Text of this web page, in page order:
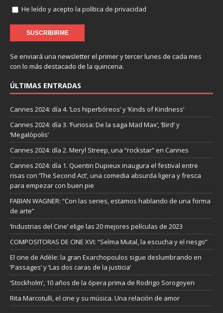
He leído y acepto la política de privacidad
Se enviará una newsletter el primer y tercer lunes de cada mes
con lo más destacado de la quincena.
ÚLTIMAS ENTRADAS
Cannes 2024: día 4. ‘Los hiperbóreos’ y ‘Kinds of Kindness’
Cannes 2024: día 3. ‘Furiosa: De la saga Mad Max’, ‘Bird’ y
‘Megalópolis’
Cannes 2024: día 2. Meryl Streep, una “rockstar” en Cannes
Cannes 2024: día 1. Quentin Dupieux inaugura el festival entre
risas con ‘The Second Act’, una comedia absurda ligera y fresca
para empezar con buen pie
FABIAN WAGNER: “Con las series, estamos hablando de una forma
de arte”
‘Industrias del Cine’ elige las 20 mejores películas de 2023
COMPOSITORAS DE CINE XVI: “Selma Mutal, la escucha y el riesgo”
El cine de Adèle: la gran Exarchopoulos sigue deslumbrando en
’Passages’ y ’Las dos caras de la justicia’
‘Stockholm’, 10 años de la ópera prima de Rodrigo Sorogoyen
Rita Marcotulli, el cine y su música. Una relación de amor